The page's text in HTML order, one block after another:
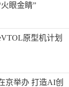
眼金睛”
原型机计划
打造AI创